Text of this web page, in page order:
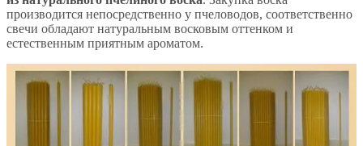
производится непосредственно у пчеловодов, соответственно
свечи обладают натуральным восковым оттенком и
естественным приятным ароматом.